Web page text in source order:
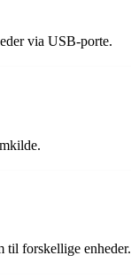
via USB-porte.
til forskellige enheder.